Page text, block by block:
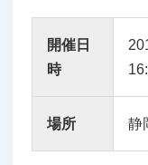
開催日
時
場所 静